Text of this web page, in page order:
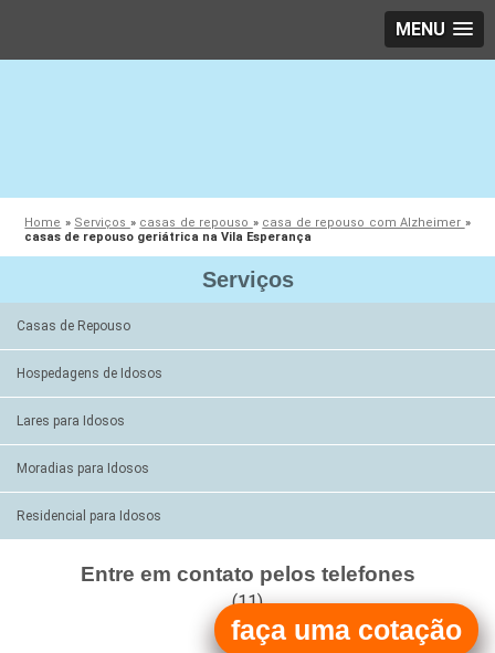
MENU
Home » Serviços » casas de repouso » casa de repouso com Alzheimer »
casas de repouso geriátrica na Vila Esperança
Serviços
Casas de Repouso
Hospedagens de Idosos
Lares para Idosos
Moradias para Idosos
Residencial para Idosos
Entre em contato pelos telefones
(11)
(11)
faça uma cotação